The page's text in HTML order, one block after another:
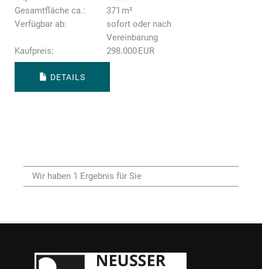
Gesamtfläche ca.:
371 m²
Verfügbar ab:
sofort oder nach
Vereinbarung
Kaufpreis:
298.000 EUR
DETAILS
Wir haben 1 Ergebnis für Sie